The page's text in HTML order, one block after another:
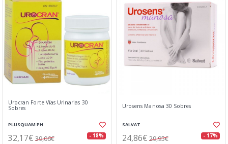
Urocran Forte Vías Urinarias 30
Sobres
PLUSQUAM PH
32,17€ 39,06€ - 18%
Urosens Manosa 30 Sobres
SALVAT
24,86€ 29,95€ - 17%